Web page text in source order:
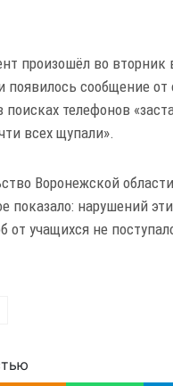
произошёл во
появилось сообщение от
телефонов
всех щупали».
Воронежской
показало: нарушений
от учащихся не